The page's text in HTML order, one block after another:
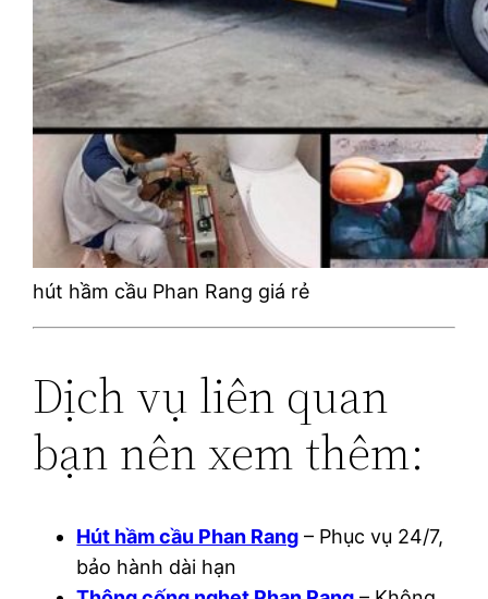
hút hầm cầu Phan Rang giá rẻ
Dịch vụ liên quan
bạn nên xem thêm:
Hút hầm cầu Phan Rang – Phục vụ 24/7,
bảo hành dài hạn